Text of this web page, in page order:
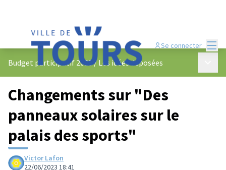
Se connecter
Budget participatif 2023/ Les idées déposées
Changements sur "Des
panneaux solaires sur le
palais des sports"
Victor Lafon
22/06/2023 18:41